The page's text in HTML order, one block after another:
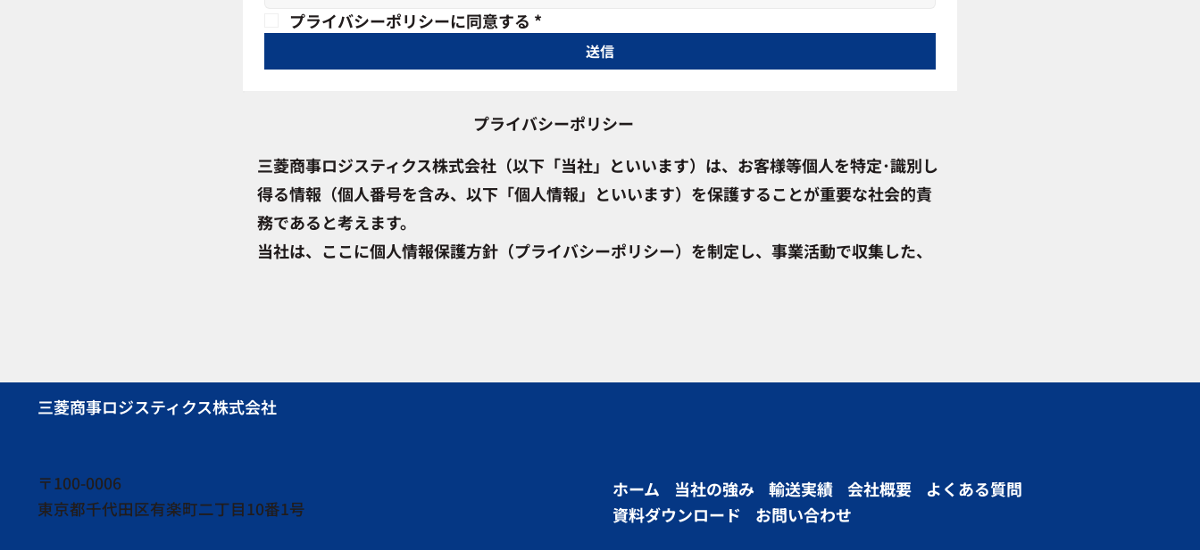
プライバシーポリシーに同意する *
送信
プライバシーポリシー
三菱商事ロジスティクス株式会社（以下「当社」といいます）は、お客様等個人を特定･識別し
得る情報（個人番号を含み、以下「個人情報」といいます）を保護することが重要な社会的責
務であると考えます。
当社は、ここに個人情報保護方針（プライバシーポリシー）を制定し、事業活動で収集した、
個人情報の収集は、採用や当社従業者の人事・福利厚生、文書保管サービスやトランクルーム
サービス、受託業務遂行等、必要な範囲に限定し、かつ適切な手段で行い、利用目的とご本人
特定された利用目的の範囲を超えた個人情
報の取扱いはいたしません。また、そのた
〒100-0006
東京都千代田区有楽町二丁目10番1号
ホーム 当社の強み 輸送実績 会社概要
よくある質問
資料ダウンロード
お問い合わせ
三菱商事ロジスティクス株式会社